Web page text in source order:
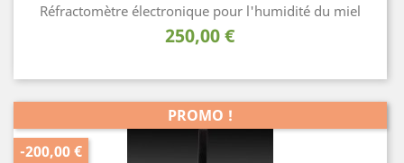
Réfractomètre électronique pour l'humidité du miel
Prix
250,00 €
PROMO !
-200,00 €